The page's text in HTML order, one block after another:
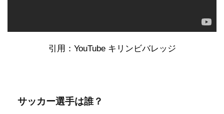
引用：YouTube キリンビバレッジ
サッカー選手は誰？